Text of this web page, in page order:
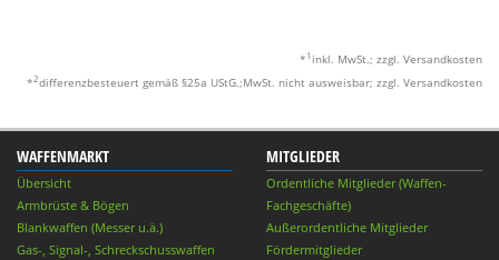
* 1 inkl. MwSt.; zzgl. Versandkosten
*2differenzbesteuert gemäß §25a UStG.;MwSt. nicht ausweisbar; zzgl. Versandkosten
WAFFENMARKT
Übersicht
Armbrüste & Bögen
Blankwaffen (Messer u.ä.)
Gas-, Signal-, Schreckschusswaffen
MITGLIEDER
Ordentliche Mitglieder (Waffen-
Fachgeschäfte)
Außerordentliche Mitglieder
Fördermitglieder